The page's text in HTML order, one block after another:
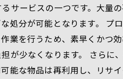
サービスの一つです。大量
処分が可能となります。 プ
業を行うため、素早くかつ
が少なくなります。 さら
能な物品は再利用し、リサ